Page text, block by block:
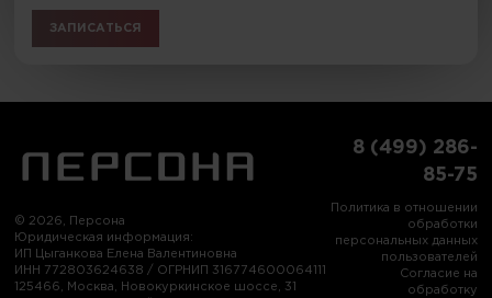
ЗАПИСАТЬСЯ
© 2026, Персона
Юридическая информация:
ИП Цыганкова Елена Валентиновна
ИНН 772803624638 / ОГРНИП 316774600064111
125466, Москва, Новокуркинское шоссе, 31
8 (499) 286-
85-75
Политика в отношении
обработки
персональных данных
пользователей
Согласие на
обработку